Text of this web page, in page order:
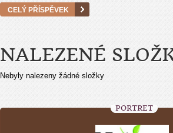
CELÝ PŘÍSPĚVEK
NALEZENÉ
Nebyly nalezeny žádné složky
PORTRÉT